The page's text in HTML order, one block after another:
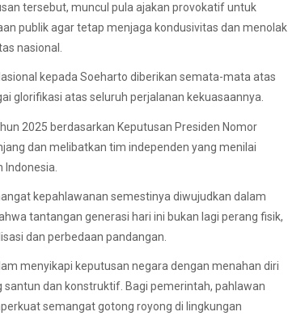
tersebut, muncul pula ajakan provokatif untuk
publik agar tetap menjaga kondusivitas dan menolak
nasional.
kepada Soeharto diberikan semata-mata atas
glorifikasi atas seluruh perjalanan kekuasaannya.
2025 berdasarkan Keputusan Presiden Nomor
dan melibatkan tim independen yang menilai
kepahlawanan semestinya diwujudkan dalam
tantangan generasi hari ini bukan lagi perang fisik,
dan perbedaan pandangan.
menyikapi keputusan negara dengan menahan diri
dan konstruktif. Bagi pemerintah, pahlawan
semangat gotong royong di lingkungan